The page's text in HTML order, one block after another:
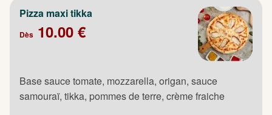
Pizza maxi tikka
Dès 10.00 €
Base sauce tomate, mozzarella, origan, sauce
samouraï, tikka, pommes de terre, crème fraiche